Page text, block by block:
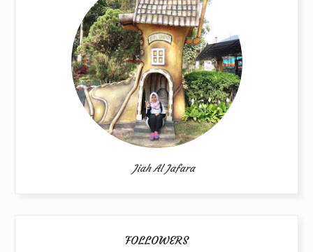
Jiah Al Jafara
FOLLOWERS